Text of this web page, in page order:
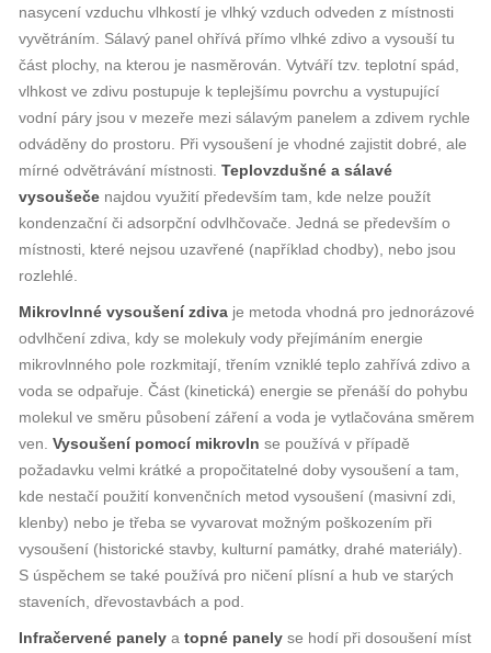
nasycení vzduchu vlhkostí je vlhký vzduch odveden z místnosti
vyvětráním. Sálavý panel ohřívá přímo vlhké zdivo a vysouší tu
část plochy, na kterou je nasměrován. Vytváří tzv. teplotní spád,
vlhkost ve zdivu postupuje k teplejšímu povrchu a vystupující
vodní páry jsou v mezeře mezi sálavým panelem a zdivem rychle
odváděny do prostoru. Při vysoušení je vhodné zajistit dobré, ale
mírné odvětrávání místnosti. Teplovzdušné a sálavé
vysoušeče najdou využití především tam, kde nelze použít
kondenzační či adsorpční odvlhčovače. Jedná se především o
místnosti, které nejsou uzavřené (například chodby), nebo jsou
rozlehlé.
Mikrovlnné vysoušení zdiva je metoda vhodná pro jednorázové
odvlhčení zdiva, kdy se molekuly vody přejímáním energie
mikrovlnného pole rozkmitají, třením vzniklé teplo zahřívá zdivo a
voda se odpařuje. Část (kinetická) energie se přenáší do pohybu
molekul ve směru působení záření a voda je vytlačována směrem
ven. Vysoušení pomocí mikrovln se používá v případě
požadavku velmi krátké a propočitatelné doby vysoušení a tam,
kde nestačí použití konvenčních metod vysoušení (masivní zdi,
klenby) nebo je třeba se vyvarovat možným poškozením při
vysoušení (historické stavby, kulturní památky, drahé materiály).
S úspěchem se také používá pro ničení plísní a hub ve starých
staveních, dřevostavbách a pod.
Infračervené panely a topné panely se hodí při dosoušení míst